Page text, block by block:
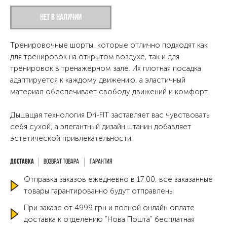
Нет в наличии
Tренировочные шорты, которые отлично подходят как
для тренировок на открытом воздухе, так и для
тренировок в тренажерном зале. Их плотная посадка
адаптируется к каждому движению, а эластичный
материал обеспечивает свободу движений и комфорт.
Дышащая технология Dri-FIT заставляет вас чувствовать
себя сухой, а элегантный дизайн штанин добавляет
эстетической привлекательности.
Возврат товара Гарантия
Отправка заказов ежедневно в 17:00, все заказанные
товары гарантированно будут отправлены
При заказе от 4999 грн и полной онлайн оплате
доставка к отделению "Нова Пошта" бесплатная